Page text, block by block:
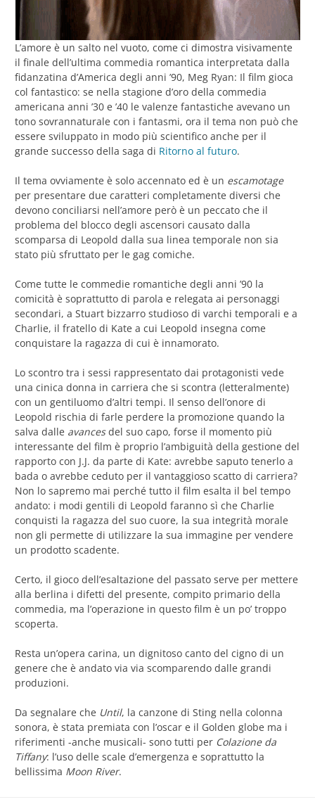
L’amore è un salto nel vuoto, come ci dimostra visivamente
il finale dell’ultima commedia romantica interpretata dalla
fidanzatina d’America degli anni ’90, Meg Ryan: Il film gioca
col fantastico: se nella stagione d’oro della commedia
americana anni ’30 e ’40 le valenze fantastiche avevano un
tono sovrannaturale con i fantasmi, ora il tema non può che
essere sviluppato in modo più scientifico anche per il
grande successo della saga di Ritorno al futuro.
Il tema ovviamente è solo accennato ed è un escamotage
per presentare due caratteri completamente diversi che
devono conciliarsi nell’amore però è un peccato che il
problema del blocco degli ascensori causato dalla
scomparsa di Leopold dalla sua linea temporale non sia
stato più sfruttato per le gag comiche.
Come tutte le commedie romantiche degli anni ’90 la
comicità è soprattutto di parola e relegata ai personaggi
secondari, a Stuart bizzarro studioso di varchi temporali e a
Charlie, il fratello di Kate a cui Leopold insegna come
conquistare la ragazza di cui è innamorato.
Lo scontro tra i sessi rappresentato dai protagonisti vede
una cinica donna in carriera che si scontra (letteralmente)
con un gentiluomo d’altri tempi. Il senso dell’onore di
Leopold rischia di farle perdere la promozione quando la
salva dalle avancesdel suo capo, forse il momento più
interessante del film è proprio l’ambiguità della gestione del
rapporto con J.J. da parte di Kate: avrebbe saputo tenerlo a
bada o avrebbe ceduto per il vantaggioso scatto di carriera?
Non lo sapremo mai perché tutto il film esalta il bel tempo
andato: i modi gentili di Leopold faranno sì che Charlie
conquisti la ragazza del suo cuore, la sua integrità morale
non gli permette di utilizzare la sua immagine per vendere
un prodotto scadente.
Certo, il gioco dell’esaltazione del passato serve per mettere
alla berlina i difetti del presente, compito primario della
commedia, ma l’operazione in questo film è un po’ troppo
scoperta.
Resta un’opera carina, un dignitoso canto del cigno di un
genere che è andato via via scomparendo dalle grandi
produzioni.
Da segnalare che Until, la canzone di Sting nella colonna
sonora, è stata premiata con l’oscar e il Golden globe ma i
riferimenti -anche musicali- sono tutti per Colazione da
Tiffany: l’uso delle scale d’emergenza e soprattutto la
bellissima Moon River.